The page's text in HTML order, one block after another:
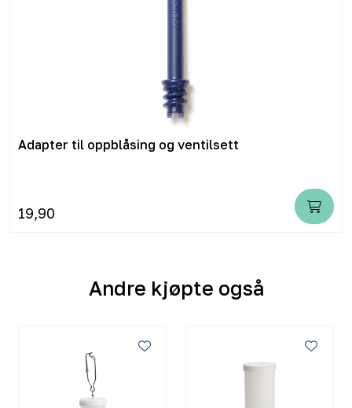
Adapter til oppblåsing og ventilsett
19,90
Andre kjøpte også